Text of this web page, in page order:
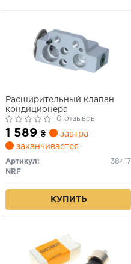
Расширительный клапан
кондиционера
0 отзывов
1 589 ₴
завтра
заканчивается
Артикул:
38417
NRF
КУПИТЬ